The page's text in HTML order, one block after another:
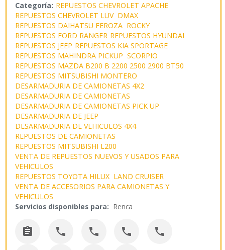
Categoría: REPUESTOS CHEVROLET APACHE
REPUESTOS CHEVROLET LUV DMAX
REPUESTOS DAIHATSU FEROZA ROCKY
REPUESTOS FORD RANGER REPUESTOS HYUNDAI
REPUESTOS JEEP REPUESTOS KIA SPORTAGE
REPUESTOS MAHINDRA PICKUP SCORPIO
REPUESTOS MAZDA B200 B 2200 2500 2900 BT50
REPUESTOS MITSUBISHI MONTERO
DESARMADURIA DE CAMIONETAS 4X2
DESARMADURIA DE CAMIONETAS
DESARMADURIA DE CAMIONETAS PICK UP
DESARMADURIA DE JEEP
DESARMADURIA DE VEHICULOS 4X4
REPUESTOS DE CAMIONETAS
REPUESTOS MITSUBISHI L200
VENTA DE REPUESTOS NUEVOS Y USADOS PARA
VEHICULOS
REPUESTOS TOYOTA HILUX LAND CRUISER
VENTA DE ACCESORIOS PARA CAMIONETAS Y
VEHICULOS
Servicios disponibles para: Renca
    